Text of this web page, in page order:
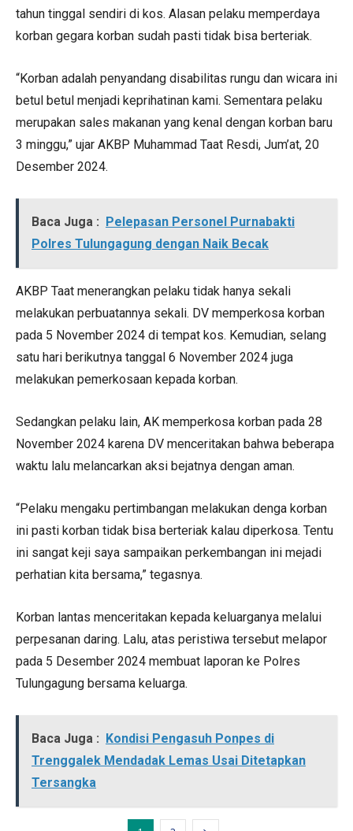
tahun tinggal sendiri di kos. Alasan pelaku memperdaya
korban gegara korban sudah pasti tidak bisa berteriak.
“Korban adalah penyandang disabilitas rungu dan wicara ini
betul betul menjadi keprihatinan kami. Sementara pelaku
merupakan sales makanan yang kenal dengan korban baru
3 minggu,” ujar AKBP Muhammad Taat Resdi, Jum’at, 20
Desember 2024.
Baca Juga : Pelepasan Personel Purnabakti
Polres Tulungagung dengan Naik Becak
AKBP Taat menerangkan pelaku tidak hanya sekali
melakukan perbuatannya sekali. DV memperkosa korban
pada 5 November 2024 di tempat kos. Kemudian, selang
satu hari berikutnya tanggal 6 November 2024 juga
melakukan pemerkosaan kepada korban.
Sedangkan pelaku lain, AK memperkosa korban pada 28
November 2024 karena DV menceritakan bahwa beberapa
waktu lalu melancarkan aksi bejatnya dengan aman.
“Pelaku mengaku pertimbangan melakukan denga korban
ini pasti korban tidak bisa berteriak kalau diperkosa. Tentu
ini sangat keji saya sampaikan perkembangan ini mejadi
perhatian kita bersama,” tegasnya.
Korban lantas menceritakan kepada keluarganya melalui
perpesanan daring. Lalu, atas peristiwa tersebut melapor
pada 5 Desember 2024 membuat laporan ke Polres
Tulungagung bersama keluarga.
Baca Juga : Kondisi Pengasuh Ponpes di
Trenggalek Mendadak Lemas Usai Ditetapkan
Tersangka